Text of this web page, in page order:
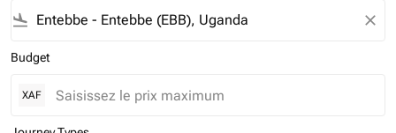
flight_land close
Budget
XAF